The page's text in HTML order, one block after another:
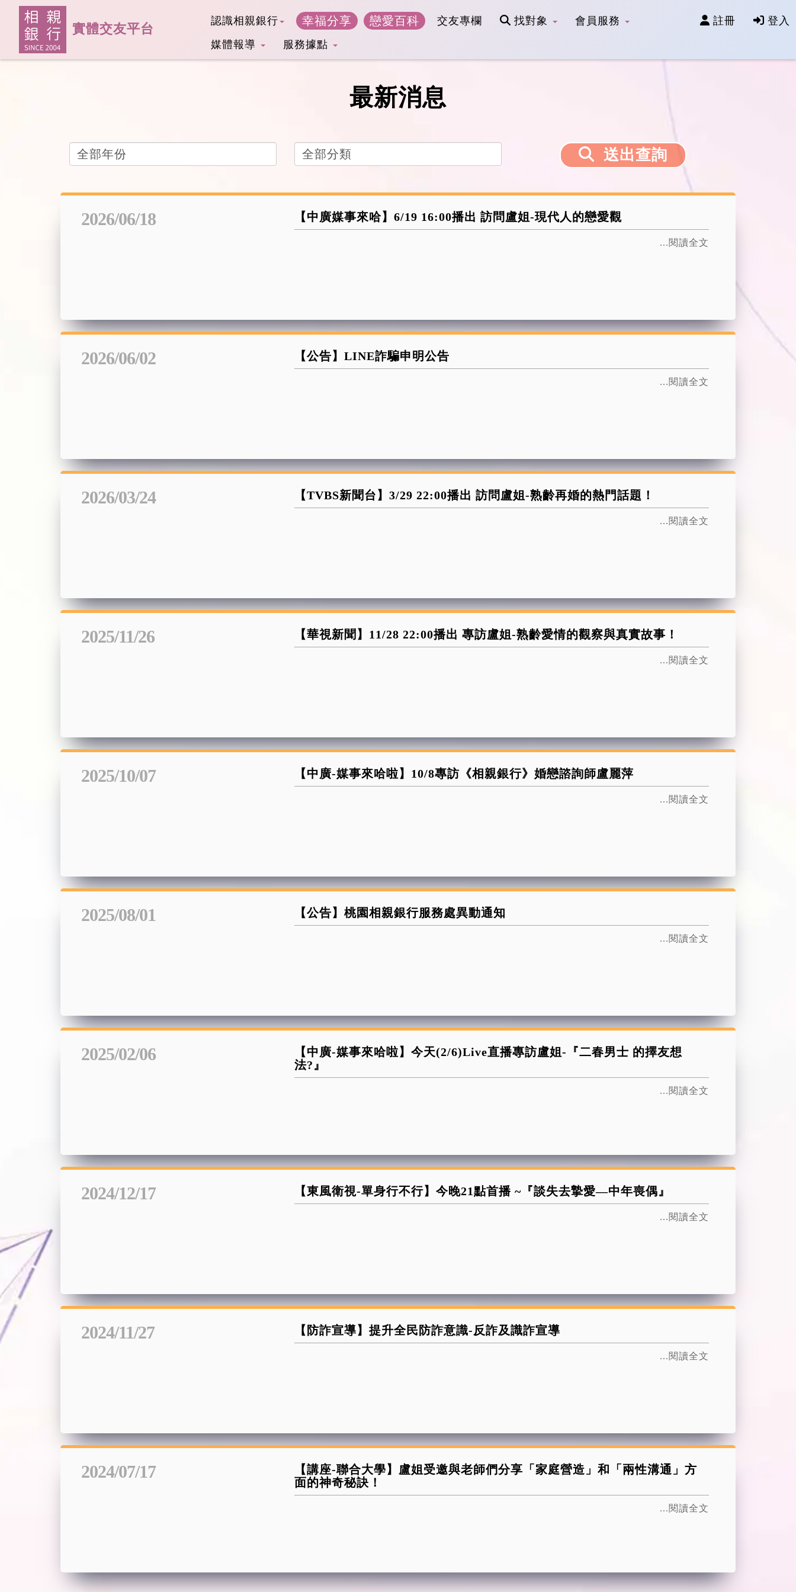
實體交友平台
認識相親銀行 幸福分享 戀愛百科 交友專欄 找對象
會員服務
媒體報導
服務據點
註冊 登入
最新消息
送出查詢
2026/06/18 【中廣媒事來哈】6/19 16:00播出 訪問盧姐-現代人的戀愛觀
...閱讀全文
2026/06/02 【公告】LINE詐騙申明公告
...閱讀全文
2026/03/24 【TVBS新聞台】3/29 22:00播出 訪問盧姐-熟齡再婚的熱門話題！
...閱讀全文
2025/11/26 【華視新聞】11/28 22:00播出 專訪盧姐-熟齡愛情的觀察與真實故事！
...閱讀全文
2025/10/07 【中廣-媒事來哈啦】10/8專訪《相親銀行》婚戀諮詢師盧麗萍
...閱讀全文
2025/08/01 【公告】桃園相親銀行服務處異動通知
...閱讀全文
2025/02/06
【中廣-媒事來哈啦】今天(2/6)Live直播專訪盧姐-『二春男士 的擇友想
法?』
...閱讀全文
2024/12/17 【東風衛視-單身行不行】今晚21點首播 ~『談失去摯愛—中年喪偶』
...閱讀全文
2024/11/27 【防詐宣導】提升全民防詐意識-反詐及識詐宣導
...閱讀全文
2024/07/17
【講座-聯合大學】盧姐受邀與老師們分享「家庭營造」和「兩性溝通」方
面的神奇秘訣！
...閱讀全文